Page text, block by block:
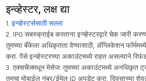
इन्व्हेस्टर, लक्ष द्या
1. इन्व्हेस्टर्ससाठी सल्ला
2. IPO सबस्क्राईब करताना इन्व्हेस्टरद्वारे चेक जारी
तुमच्या बँकेला अधिकृतता देण्यासाठी, ॲप्लिकेशन
करा. पैसे इन्व्हेस्टरच्या अकाउंटमध्ये राहत असल्याने
3. एक्सचेंजमधून मेसेज: तुमच्या अकाउंटमध्ये अनधिकृत
तुमचा मोबाईल नंबर/ईमेल ID अपडेट करा. दिवसाच्या